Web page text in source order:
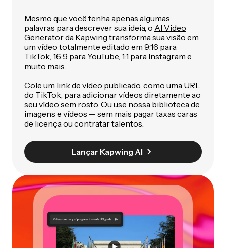
Mesmo que você tenha apenas algumas
palavras para descrever sua ideia, o AI Video
Generatorda Kapwing transforma sua visão em
um vídeo totalmente editado em 9:16 para
TikTok, 16:9 para YouTube, 1:1 para Instagram e
muito mais.
Cole um link de vídeo publicado, como uma URL
do TikTok, para adicionar vídeos diretamente ao
seu vídeo sem rosto. Ou use nossa biblioteca de
imagens e vídeos — sem mais pagar taxas caras
de licença ou contratar talentos.
Lançar Kapwing AI